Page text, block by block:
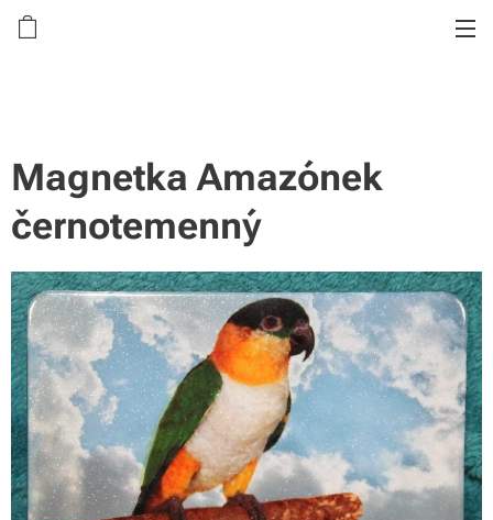
Magnetka Amazónek
černotemenný